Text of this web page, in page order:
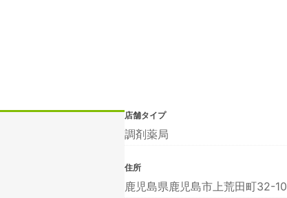
店舗タイプ
調剤薬局
住所
鹿児島県鹿児島市上荒田町32-10